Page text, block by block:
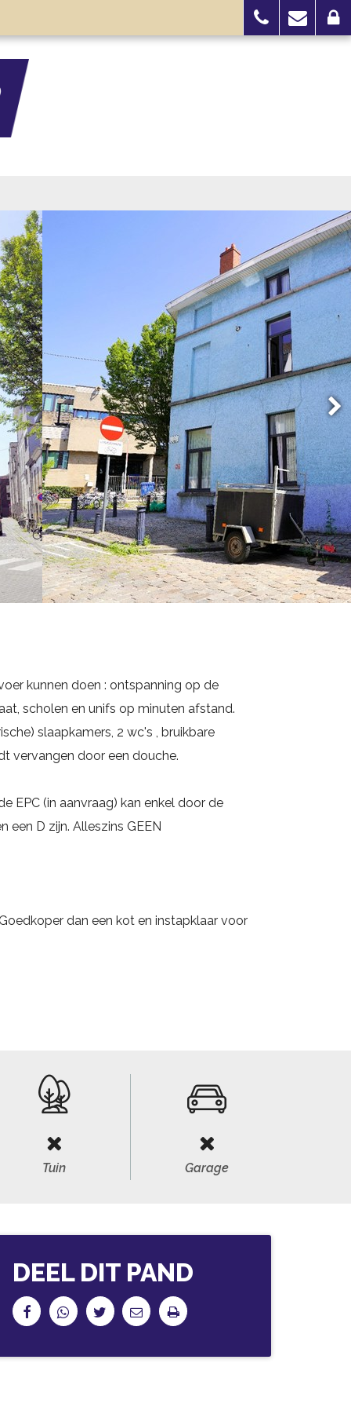
kunnen doen : ontspanning op de
scholen en unifs op minuten afstand.
slaapkamers, 2 wc's , bruikbare
vervangen door een douche.
EPC (in aanvraag) kan enkel door de
een D zijn. Alleszins GEEN
dan een kot en instapklaar voor
Tuin Garage
DEEL DIT PAND